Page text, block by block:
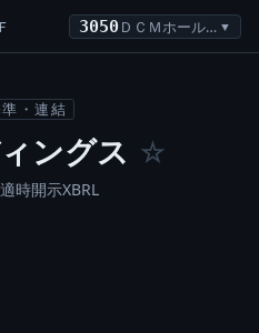
3050 ＤＣＭホールディングス ▼
準・連結
ングス ☆
時開示XBRL